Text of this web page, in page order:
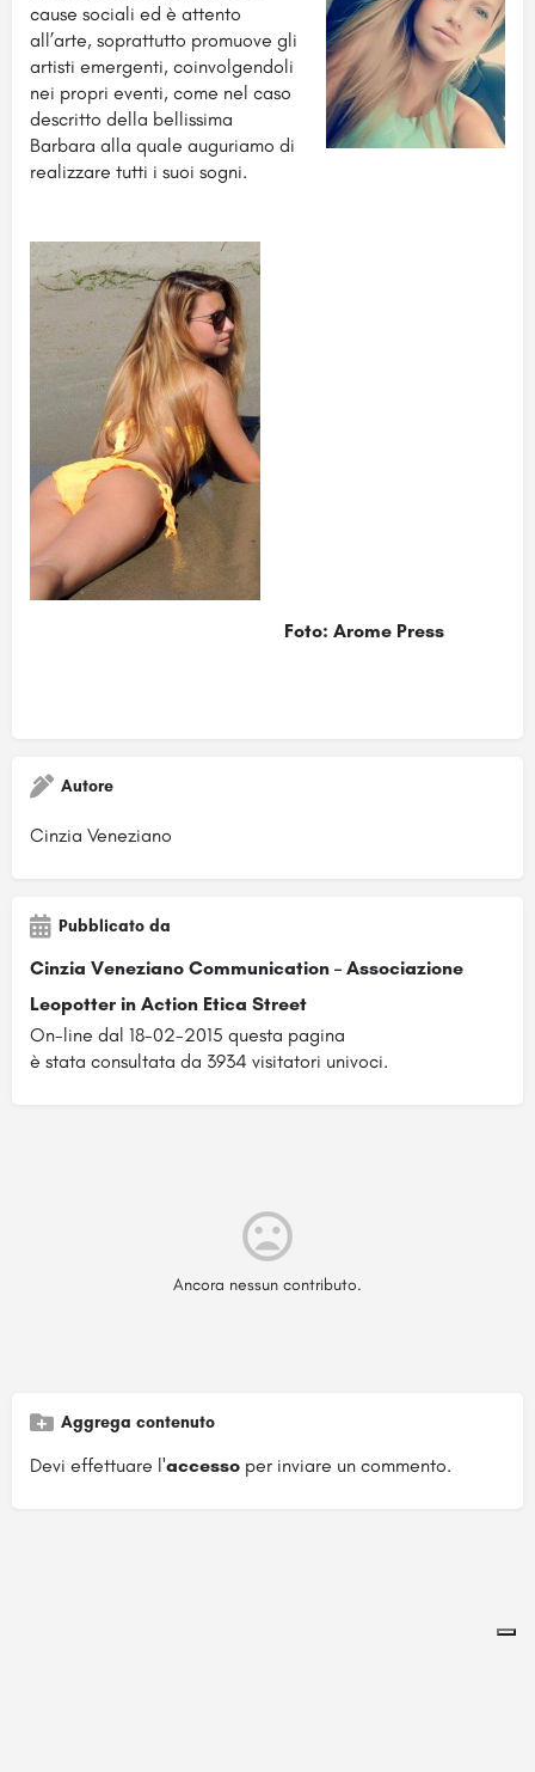
cause sociali ed è attento
all’arte, soprattutto promuove gli
artisti emergenti, coinvolgendoli
nei propri eventi, come nel caso
descritto della bellissima
Barbara alla quale auguriamo di
realizzare tutti i suoi sogni.
Foto: Arome Press
Autore
Cinzia Veneziano
Pubblicato da
Cinzia Veneziano Communication – Associazione
Leopotter in Action Etica Street
On-line dal 18-02-2015 questa pagina
è stata consultata da 3934 visitatori univoci.
Ancora nessun contributo.
Aggrega contenuto
Devi effettuare l'accesso per inviare un commento.